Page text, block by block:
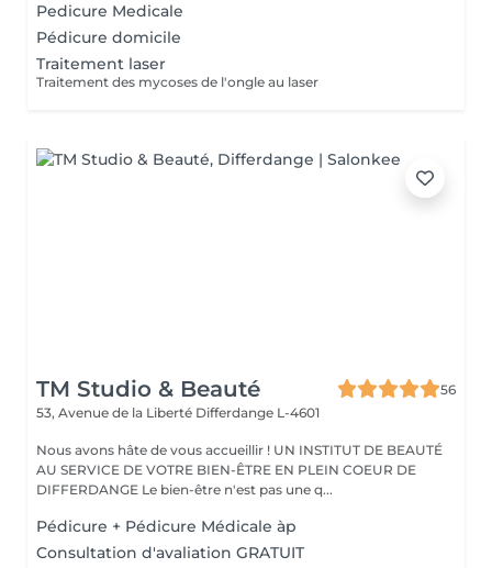
Pedicure Medicale
Pédicure domicile
Traitement laser
Traitement des mycoses de l'ongle au laser
TM Studio & Beauté
56
53, Avenue de la Liberté Differdange L-4601
Nous avons hâte de vous accueillir ! UN INSTITUT DE BEAUTÉ
AU SERVICE DE VOTRE BIEN-ÊTRE EN PLEIN COEUR DE
DIFFERDANGE Le bien-être n'est pas une q...
Pédicure + Pédicure Médicale àp
Consultation d'avaliation GRATUIT